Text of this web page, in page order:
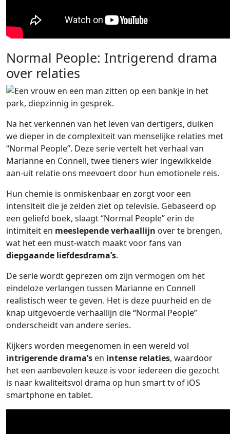
Normal People: Intrigerend drama
over relaties
Na het verkennen van het leven van dertigers, duiken
we dieper in de complexiteit van menselijke relaties met
“Normal People”. Deze serie vertelt het verhaal van
Marianne en Connell, twee tieners wier ingewikkelde
aan-uit relatie ons meevoert door hun emotionele reis.
Hun chemie is onmiskenbaar en zorgt voor een
intensiteit die je zelden ziet op televisie. Gebaseerd op
een geliefd boek, slaagt “Normal People” erin de
intimiteit en meeslepende verhaallijn over te brengen,
wat het een must-watch maakt voor fans van
diepgaande liefdesdrama’s.
De serie wordt geprezen om zijn vermogen om het
eindeloze verlangen tussen Marianne en Connell
realistisch weer te geven. Het is deze puurheid en de
knap uitgevoerde verhaallijn die “Normal People”
onderscheidt van andere series.
Kijkers worden meegenomen in een wereld vol
intrigerende drama’s en intense relaties, waardoor
het een aanbevolen keuze is voor iedereen die gezocht
is naar kwaliteitsvol drama op hun smart tv of iOS
smartphone en tablet.